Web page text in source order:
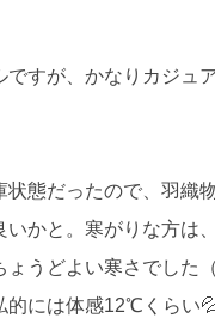
すが、かなりカジュ
状態だったので、羽織
いかと。寒がりな方は
ょうどよい寒さでした
的には体感12℃くらい💦